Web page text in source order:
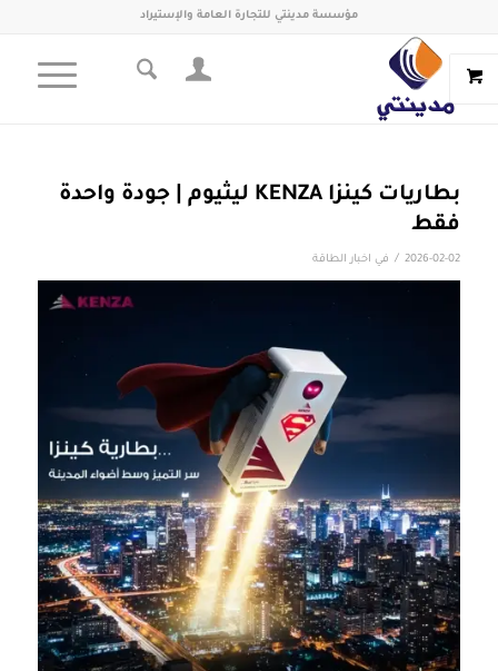
مؤسسة مدينتي للتجارة العامة والإستيراد
بطاريات كينزا KENZA ليثيوم | جودة واحدة
فقط
2026-02-02
/ في اخبار الطاقة